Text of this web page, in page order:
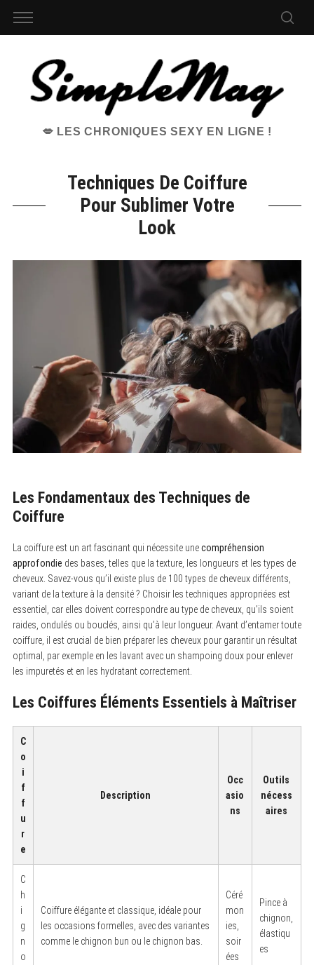
💋 LES CHRONIQUES SEXY EN LIGNE !
Techniques De Coiffure
Pour Sublimer Votre
Look
Les Fondamentaux des Techniques de
Coiffure
La coiffure est un art fascinant qui nécessite unecompréhension
approfondie des bases, telles que la texture, les longueurs et les types de
cheveux. Savez-vous qu’il existe plus de 100 types de cheveux différents,
variant de la texture à la densité ? Choisir les techniques appropriées est
essentiel, car elles doivent correspondre au type de cheveux, qu’ils soient
raides, ondulés ou bouclés, ainsi qu’à leur longueur. Avant d’entamer toute
coiffure, il est crucial de bien préparer les cheveux pour garantir un résultat
optimal, par exemple en les lavant avec un shampoing doux pour enlever
les impuretés et en les hydratant correctement.
Les Coiffures Éléments Essentiels à Maîtriser
C
o
i
f
f
u
r
e
Description
Occ
asio
ns
Outils
nécess
aires
C
h
i
g
n
o
Coiffure élégante et classique, idéale pour
les occasions formelles, avec des variantes
comme le chignon bun ou le chignon bas.
Céré
mon
ies,
soir
ées
Pince à
chignon,
élastiqu
es